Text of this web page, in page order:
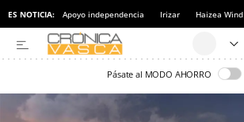
ES NOTICIA: Apoyo independencia Irizar Haizea Wind
Pásate al MODO AHORRO